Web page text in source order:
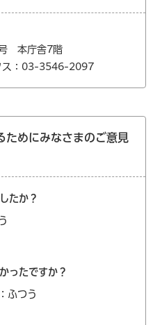
本庁舎7階
ス：03-3546-2097
ためにみなさまのご意見
たか？
ったですか？
ふつう